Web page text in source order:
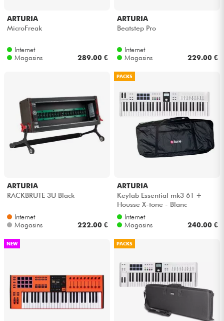
ARTURIA
MicroFreak
Internet
Magasins
289.00 €
ARTURIA
Beatstep Pro
Internet
Magasins
229.00 €
ARTURIA
RACKBRUTE 3U Black
Internet
Magasins
222.00 €
PACKS
ARTURIA
Keylab Essential mk3 61 +
Housse X-tone - Blanc
Internet
Magasins
240.00 €
NEW PACKS